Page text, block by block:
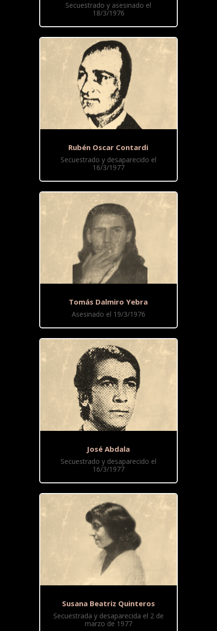
Secuestrado y asesinado el
18/3/1976
Rubén Oscar Contardi
Secuestrado y desaparecido el
16/3/1977
Tomás Dalmiro Yebra
Asesinado el 19/3/1976
José Abdala
Secuestrado y desaparecido el
16/3/1977
Susana Beatriz Quinteros
Secuestrada y desaparecida el 2 de
marzo de 1977